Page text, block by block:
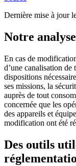
Dernière mise à jour
Notre
En cas de
d’une canalisation
dispositions
ses missions, la
auprès de tout
concernée que les
des appareils et
modification ont été
Des outils